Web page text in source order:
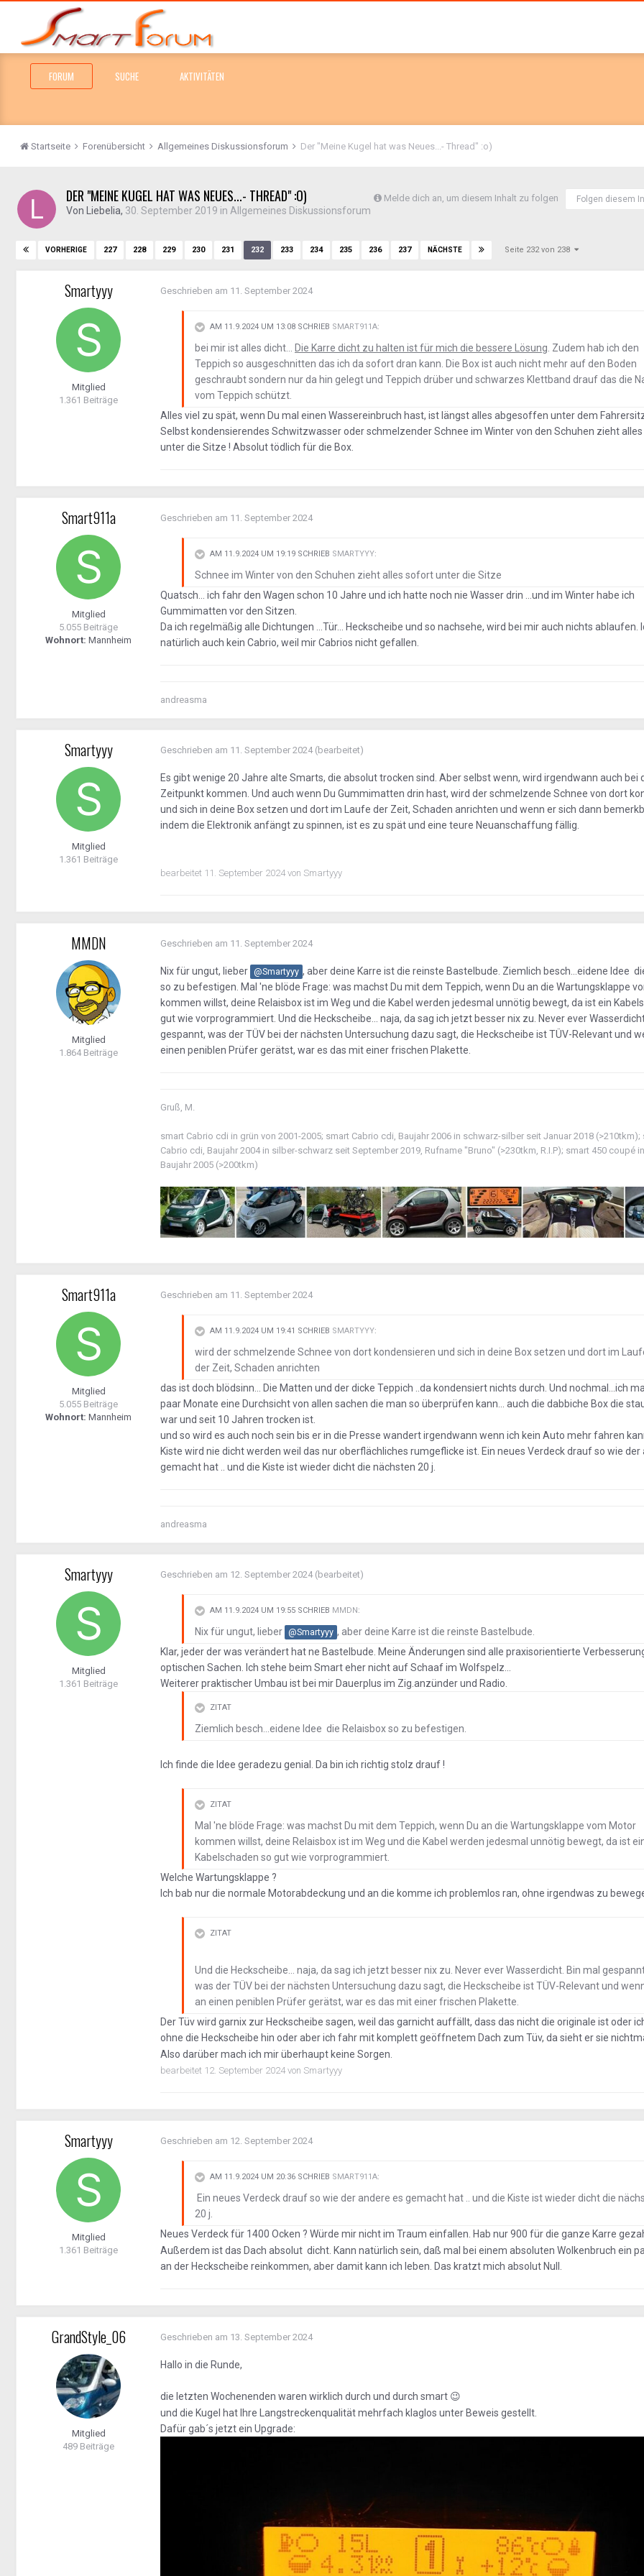
FORUM SUCHE AKTIVITÄTEN
Startseite Forenübersicht Allgemeines Diskussionsforum Der "Meine Kugel hat was Neues...- Thread" :o)
Melde dich an, um diesem Inhalt zu folgen Folgen diesem
DER "MEINE KUGEL HAT WAS NEUES...- THREAD" :O)
Von Liebelia, 30. September 2019 in Allgemeines Diskussionsforum
VORHERIGE 227 228 229 230 231 232 233 234 235 236 237 NÄCHSTE Seite 232 von 238
Smartyyy
Mitglied
1.361 Beiträge
Geschrieben am 11. September 2024
AM 11.9.2024 UM 13:08 SCHRIEB SMART911A:
bei mir ist alles dicht... Die Karre dicht zu halten ist für mich die bessere Lösung . Zudem hab ich den
Teppich so ausgeschnitten das ich da sofort dran kann. Die Box ist auch nicht mehr auf den Boden
geschraubt sondern nur da hin gelegt und Teppich drüber und schwarzes Klettband drauf das die
vom Teppich schützt.
Alles viel zu spät, wenn Du mal einen Wassereinbruch hast, ist längst alles abgesoffen unter dem
Selbst kondensierendes Schwitzwasser oder schmelzender Schnee im Winter von den Schuhen zieht
unter die Sitze ! Absolut tödlich für die Box.
Smart911a
Mitglied
5.055 Beiträge
Wohnort: Mannheim
Geschrieben am 11. September 2024
AM 11.9.2024 UM 19:19 SCHRIEB SMARTYYY:
Schnee im Winter von den Schuhen zieht alles sofort unter die Sitze
Quatsch... ich fahr den Wagen schon 10 Jahre und ich hatte noch nie Wasser drin ...und im Winter habe ich
Gummimatten vor den Sitzen.
Da ich regelmäßig alle Dichtungen ...Tür... Heckscheibe und so nachsehe, wird bei mir auch nichts ablaufen.
natürlich auch kein Cabrio, weil mir Cabrios nicht gefallen.
andreasma
Smartyyy
Mitglied
1.361 Beiträge
Geschrieben am 11. September 2024 (bearbeitet)
Es gibt wenige 20 Jahre alte Smarts, die absolut trocken sind. Aber selbst wenn, wird irgendwann auch bei
Zeitpunkt kommen. Und auch wenn Du Gummimatten drin hast, wird der schmelzende Schnee von dort
und sich in deine Box setzen und dort im Laufe der Zeit, Schaden anrichten und wenn er sich dann
indem die Elektronik anfängt zu spinnen, ist es zu spät und eine teure Neuanschaffung fällig.
bearbeitet 11. September 2024 von Smartyyy
MMDN
Mitglied
1.864 Beiträge
Geschrieben am 11. September 2024
Nix für ungut, lieber @Smartyyy , aber deine Karre ist die reinste Bastelbude. Ziemlich besch...eidene Idee
so zu befestigen. Mal 'ne blöde Frage: was machst Du mit dem Teppich, wenn Du an die Wartungsklappe
kommen willst, deine Relaisbox ist im Weg und die Kabel werden jedesmal unnötig bewegt, da ist ein
gut wie vorprogrammiert. Und die Heckscheibe... naja, da sag ich jetzt besser nix zu. Never ever
gespannt, was der TÜV bei der nächsten Untersuchung dazu sagt, die Heckscheibe ist TÜV-Relevant und
einen peniblen Prüfer gerätst, war es das mit einer frischen Plakette.
Gruß, M.
smart Cabrio cdi in grün von 2001-2005; smart Cabrio cdi, Baujahr 2006 in schwarz-silber seit Januar 2018 (>210tkm);
Cabrio cdi, Baujahr 2004 in silber-schwarz seit September 2019, Rufname "Bruno" (>230tkm, R.I.P); smart 450 coupé
Baujahr 2005 (>200tkm)
Smart911a
Mitglied
5.055 Beiträge
Wohnort: Mannheim
Geschrieben am 11. September 2024
AM 11.9.2024 UM 19:41 SCHRIEB SMARTYYY:
wird der schmelzende Schnee von dort kondensieren und sich in deine Box setzen und dort im
der Zeit, Schaden anrichten
das ist doch blödsinn... Die Matten und der dicke Teppich ..da kondensiert nichts durch. Und nochmal...ich
paar Monate eine Durchsicht von allen sachen die man so überprüfen kann... auch die dabbiche Box die
war und seit 10 Jahren trocken ist.
und so wird es auch noch sein bis er in die Presse wandert irgendwann wenn ich kein Auto mehr fahren
Kiste wird nie dicht werden weil das nur oberflächliches rumgeflicke ist. Ein neues Verdeck drauf so wie der
gemacht hat .. und die Kiste ist wieder dicht die nächsten 20 j.
andreasma
Smartyyy
Mitglied
1.361 Beiträge
Geschrieben am 12. September 2024 (bearbeitet)
AM 11.9.2024 UM 19:55 SCHRIEB MMDN :
Nix für ungut, lieber @Smartyyy , aber deine Karre ist die reinste Bastelbude.
Klar, jeder der was verändert hat ne Bastelbude. Meine Änderungen sind alle praxisorientierte
optischen Sachen. Ich stehe beim Smart eher nicht auf Schaaf im Wolfspelz...
Weiterer praktischer Umbau ist bei mir Dauerplus im Zig.anzünder und Radio.
ZITAT
Ziemlich besch...eidene Idee die Relaisbox so zu befestigen.
Ich finde die Idee geradezu genial. Da bin ich richtig stolz drauf !
ZITAT
Mal 'ne blöde Frage: was machst Du mit dem Teppich, wenn Du an die Wartungsklappe vom Motor
kommen willst, deine Relaisbox ist im Weg und die Kabel werden jedesmal unnötig bewegt, da ist
Kabelschaden so gut wie vorprogrammiert.
Welche Wartungsklappe ?
Ich bab nur die normale Motorabdeckung und an die komme ich problemlos ran, ohne irgendwas zu
ZITAT
Und die Heckscheibe... naja, da sag ich jetzt besser nix zu. Never ever Wasserdicht. Bin mal
was der TÜV bei der nächsten Untersuchung dazu sagt, die Heckscheibe ist TÜV-Relevant und
an einen peniblen Prüfer gerätst, war es das mit einer frischen Plakette.
Der Tüv wird garnix zur Heckscheibe sagen, weil das garnicht auffällt, dass das nicht die originale ist oder
ohne die Heckscheibe hin oder aber ich fahr mit komplett geöffnetem Dach zum Tüv, da sieht er sie
Also darüber mach ich mir überhaupt keine Sorgen.
bearbeitet 12. September 2024 von Smartyyy
Smartyyy
Mitglied
1.361 Beiträge
Geschrieben am 12. September 2024
AM 11.9.2024 UM 20:36 SCHRIEB SMART911A:
Ein neues Verdeck drauf so wie der andere es gemacht hat .. und die Kiste ist wieder dicht die
20 j.
Neues Verdeck für 1400 Ocken ? Würde mir nicht im Traum einfallen. Hab nur 900 für die ganze Karre
Außerdem ist das Dach absolut dicht. Kann natürlich sein, daß mal bei einem absoluten Wolkenbruch ein
an der Heckscheibe reinkommen, aber damit kann ich leben. Das kratzt mich absolut Null.
GrandStyle_06
Mitglied
489 Beiträge
Geschrieben am 13. September 2024
Hallo in die Runde,
die letzten Wochenenden waren wirklich durch und durch smart 😉
und die Kugel hat Ihre Langstreckenqualität mehrfach klaglos unter Beweis gestellt.
Dafür gab´s jetzt ein Upgrade: